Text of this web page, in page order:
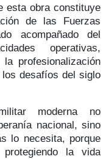
esta obra constituye
de las Fuerzas
acompañado del
operativas,
la profesionalización
desafíos del siglo
moderna no
nacional, sino
lo necesita, porque
protegiendo la vida